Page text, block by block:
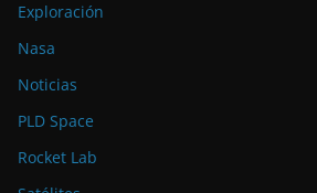
Exploración
Nasa
Noticias
PLD Space
Rocket Lab